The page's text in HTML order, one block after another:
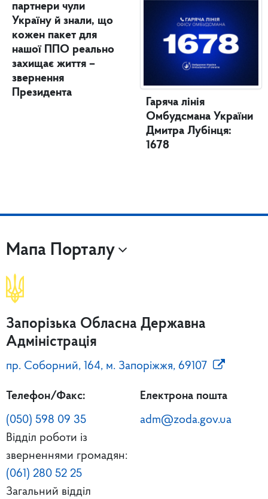
партнери чули
Україну й знали, що
кожен пакет для
нашої ППО реально
захищає життя –
звернення
Президента
Гаряча лінія
Омбудсмана України
Дмитра Лубінця:
1678
Мапа Порталу
Запорізька Обласна Державна
Адміністрація
пр. Соборний, 164, м. Запоріжжя, 69107
Телефон/Факс:
(050) 598 09 35
Відділ роботи із
зверненнями громадян:
(061) 280 52 25
Загальний відділ
Електрона пошта
adm@zoda.gov.ua